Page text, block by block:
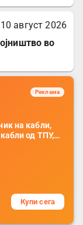
10 август 2026
во
Реклама
на кабли,
од ТПУ,
без
комплет
Купи сега